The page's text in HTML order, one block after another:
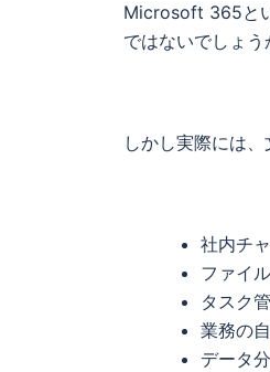
Microsoft 365と
ではないでしょう
しかし実際には、
社内チ
ファイ
タスク
業務の
データ